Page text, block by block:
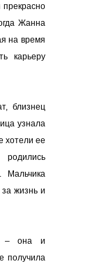
прекрасно
Жанна
на время
карьеру
близнец
узнала
хотели ее
Мальчика
жизнь и
– она и
получила